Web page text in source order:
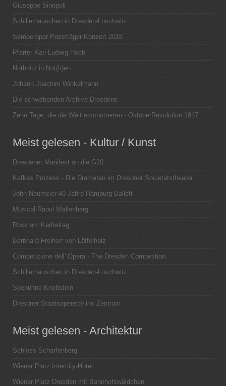
Giuseppe Sinopoli
Schillerhäuschen in Dresden-Loschwitz
Semperoper Preisträger Konzert 2018
Pfarrer Karl-Ludwig Hoch
Nöthnitz in Nöt(h)en
Johann Joachim Winkelmann
Die schwebenden Archive Dresdens
Zehn Tage, die die Welt erschütterten - OktoberRevolution 1917
Meist gelesen - Kultur / Kunst
Dresdener Manifest an die G20
Kafkas Prozess - Die Dramaten im Dresdner Societätstheater
John Neumeier 40 Jahre Hamburg Ballett
Musical Raoul Wallenberg
Rock am Karfreitag
Bernhard Freiherr von Löffelholz
Competizione dell' Opera - The Dresden Competition
Schillerhäuschen in Dresden-Loschwitz
Seebühne Kriebstein
Dresdner Staatsoperette ins Zentrum
Meist gelesen - Architektur
Schloss Scharfenberg
Wiener Platz Intercity-Hotel
Wiener Platz Dresden mit Bahnhofswäldchen